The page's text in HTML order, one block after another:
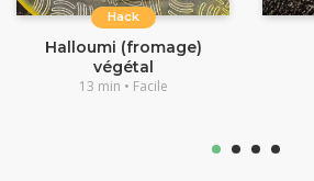
Hack
Halloumi (fromage)
végétal
13 min • Facile